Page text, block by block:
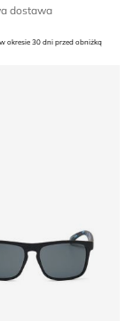
dostawa
okresie 30 dni przed obniżką